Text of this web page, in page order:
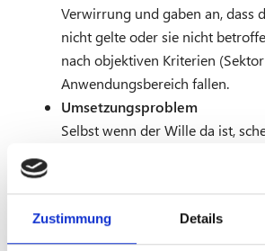
Zustimmung Details
Verwirrung und gaben an, dass
nicht gelte oder sie nicht
nach objektiven Kriterien
Anwendungsbereich fallen.
Umsetzungsproblem
Selbst wenn der Wille da ist,
Governance- und
eher auf Konzerne als auf KMU
scheinen.